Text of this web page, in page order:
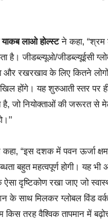
लाओ होल्स्टने कहा, “श्रम
है। जीडब्ल्यूओ/जीडब्ल्यूईसी
और रखरखाव के लिए कितने
होंगे। यह शुरुआती स्तर पर
नियोक्ताओं की जरूरत से मेल
“इस दशक में पवन ऊर्जा
बहुत महत्वपूर्ण होगी। यह
दृष्टिकोण रखा जाए जो
के साथ मिलकर ग्लोबल
किस तरह वैश्विक तापमान में